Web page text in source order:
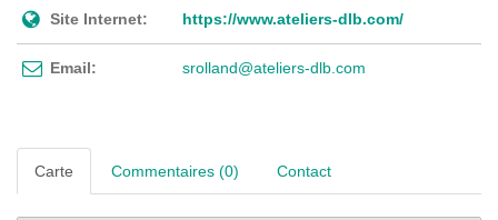
Site Internet: https://www.ateliers-dlb.com/
Email: srolland@ateliers-dlb.com
Carte Commentaires (0) Contact